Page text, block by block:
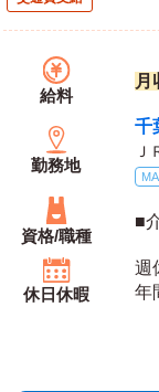
給料
月
勤務地
千
資格/職種
■
休日休暇
週
年間